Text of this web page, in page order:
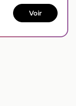
Voir